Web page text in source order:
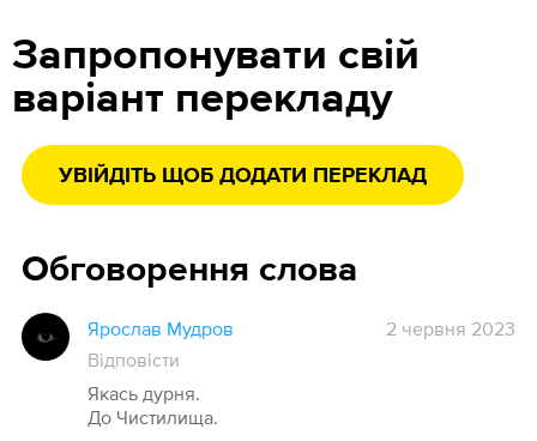
Запропонувати свій
варіант перекладу
УВІЙДІТЬ ЩОБ ДОДАТИ ПЕРЕКЛАД
Обговорення слова
Ярослав Мудров
2 червня 2023
Відповісти
Якась дурня.
До Чистилища.